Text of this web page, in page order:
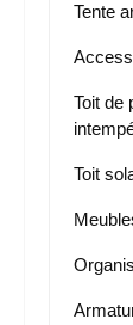
Tente
Toit de
Toit